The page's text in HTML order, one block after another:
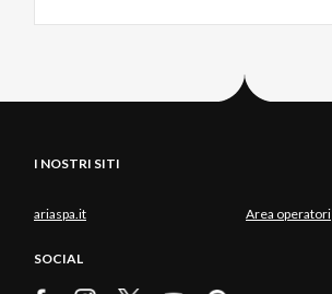
I NOSTRI SITI
ariaspa.it Area operatori
SOCIAL